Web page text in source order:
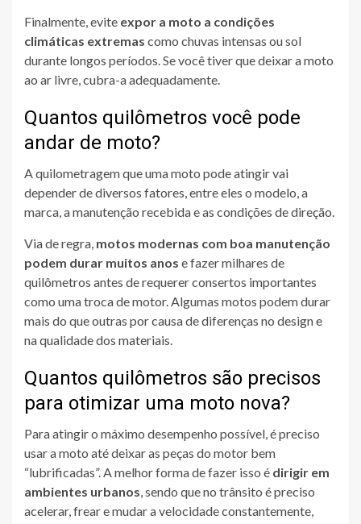
Finalmente, evite expor a moto a condições
climáticas extremas como chuvas intensas ou sol
durante longos períodos. Se você tiver que deixar a moto
ao ar livre, cubra-a adequadamente.
Quantos quilômetros você pode
andar de moto?
A quilometragem que uma moto pode atingir vai
depender de diversos fatores, entre eles o modelo, a
marca, a manutenção recebida e as condições de direção.
Via de regra, motos modernas com boa manutenção
podem durar muitos anos e fazer milhares de
quilômetros antes de requerer consertos importantes
como uma troca de motor. Algumas motos podem durar
mais do que outras por causa de diferenças no design e
na qualidade dos materiais.
Quantos quilômetros são precisos
para otimizar uma moto nova?
Para atingir o máximo desempenho possível, é preciso
usar a moto até deixar as peças do motor bem
“lubrificadas”. A melhor forma de fazer isso é dirigir em
ambientes urbanos, sendo que no trânsito é preciso
acelerar, frear e mudar a velocidade constantemente,